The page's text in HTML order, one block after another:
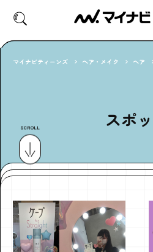
トレンド
推し活
エンタメ
マイナビティーンズ ヘア・メイク ヘア
スポ
SCROLL